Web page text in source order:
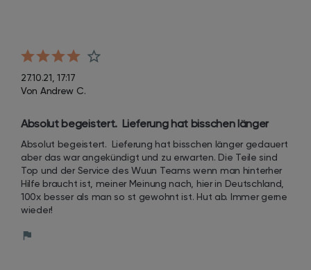
27.10.21, 17:17
Von Andrew C.
Absolut begeistert.  Lieferung hat bisschen länger
gedauert aber das war angekündigt und zu erwarten.
Die Teile sind Top und der Service des Wuun Teams
wenn man hinterher Hilfe braucht ist, meiner Mei
Absolut begeistert.  Lieferung hat bisschen länger gedauert
aber das war angekündigt und zu erwarten. Die Teile sind
Top und der Service des Wuun Teams wenn man hinterher
Hilfe braucht ist, meiner Meinung nach, hier in Deutschland,
100x besser als man so st gewohnt ist. Hut ab. Immer gerne
wieder!